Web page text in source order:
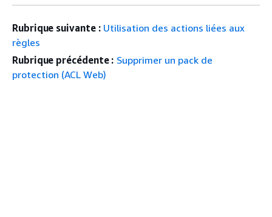
Rubrique suivante : Utilisation des actions liées aux
règles
Rubrique précédente : Supprimer un pack de
protection (ACL Web)